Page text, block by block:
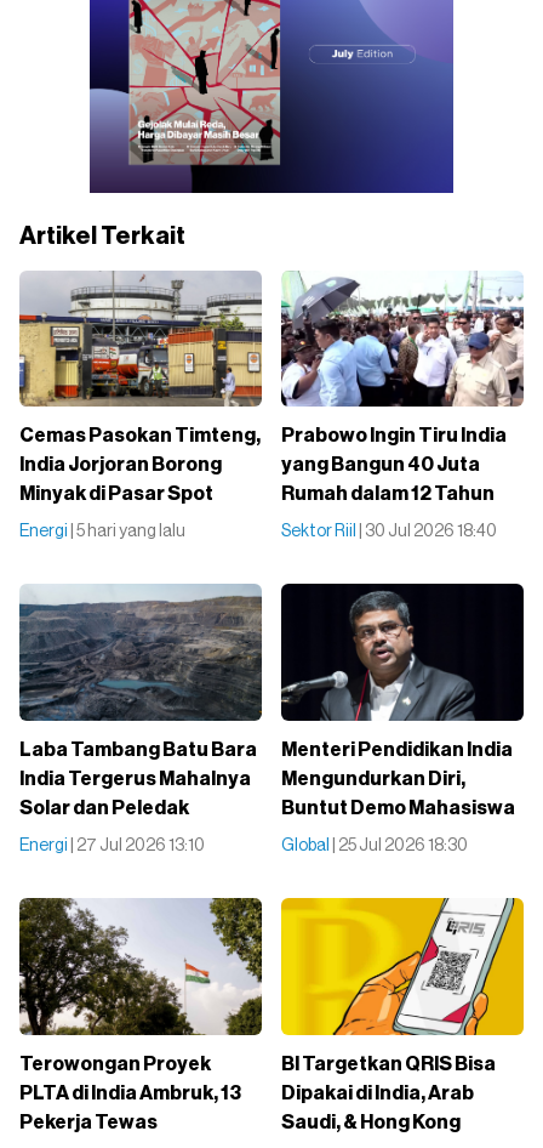
Artikel Terkait
Cemas Pasokan Timteng,
India Jorjoran Borong
Minyak di Pasar Spot
Energi | 5 hari yang lalu
Prabowo Ingin Tiru India
yang Bangun 40 Juta
Rumah dalam 12 Tahun
Sektor Riil | 30 Jul 2026 18:40
Laba Tambang Batu Bara
India Tergerus Mahalnya
Solar dan Peledak
Energi | 27 Jul 2026 13:10
Menteri Pendidikan India
Mengundurkan Diri,
Buntut Demo Mahasiswa
Global | 25 Jul 2026 18:30
Terowongan Proyek
PLTA di India Ambruk, 13
Pekerja Tewas
BI Targetkan QRIS Bisa
Dipakai di India, Arab
Saudi, & Hong Kong